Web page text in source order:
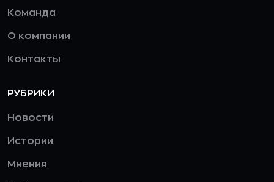
Команда
О компании
Контакты
РУБРИКИ
Новости
Истории
Мнения